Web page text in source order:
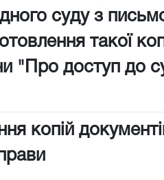
суду з
такої
"Про доступ до
копій